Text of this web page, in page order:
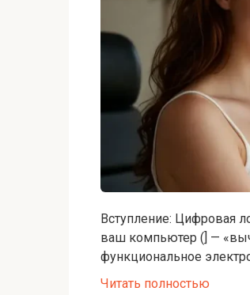
Вступление: Цифровая
ваш компьютер (] —
функциональное
Читать полностью